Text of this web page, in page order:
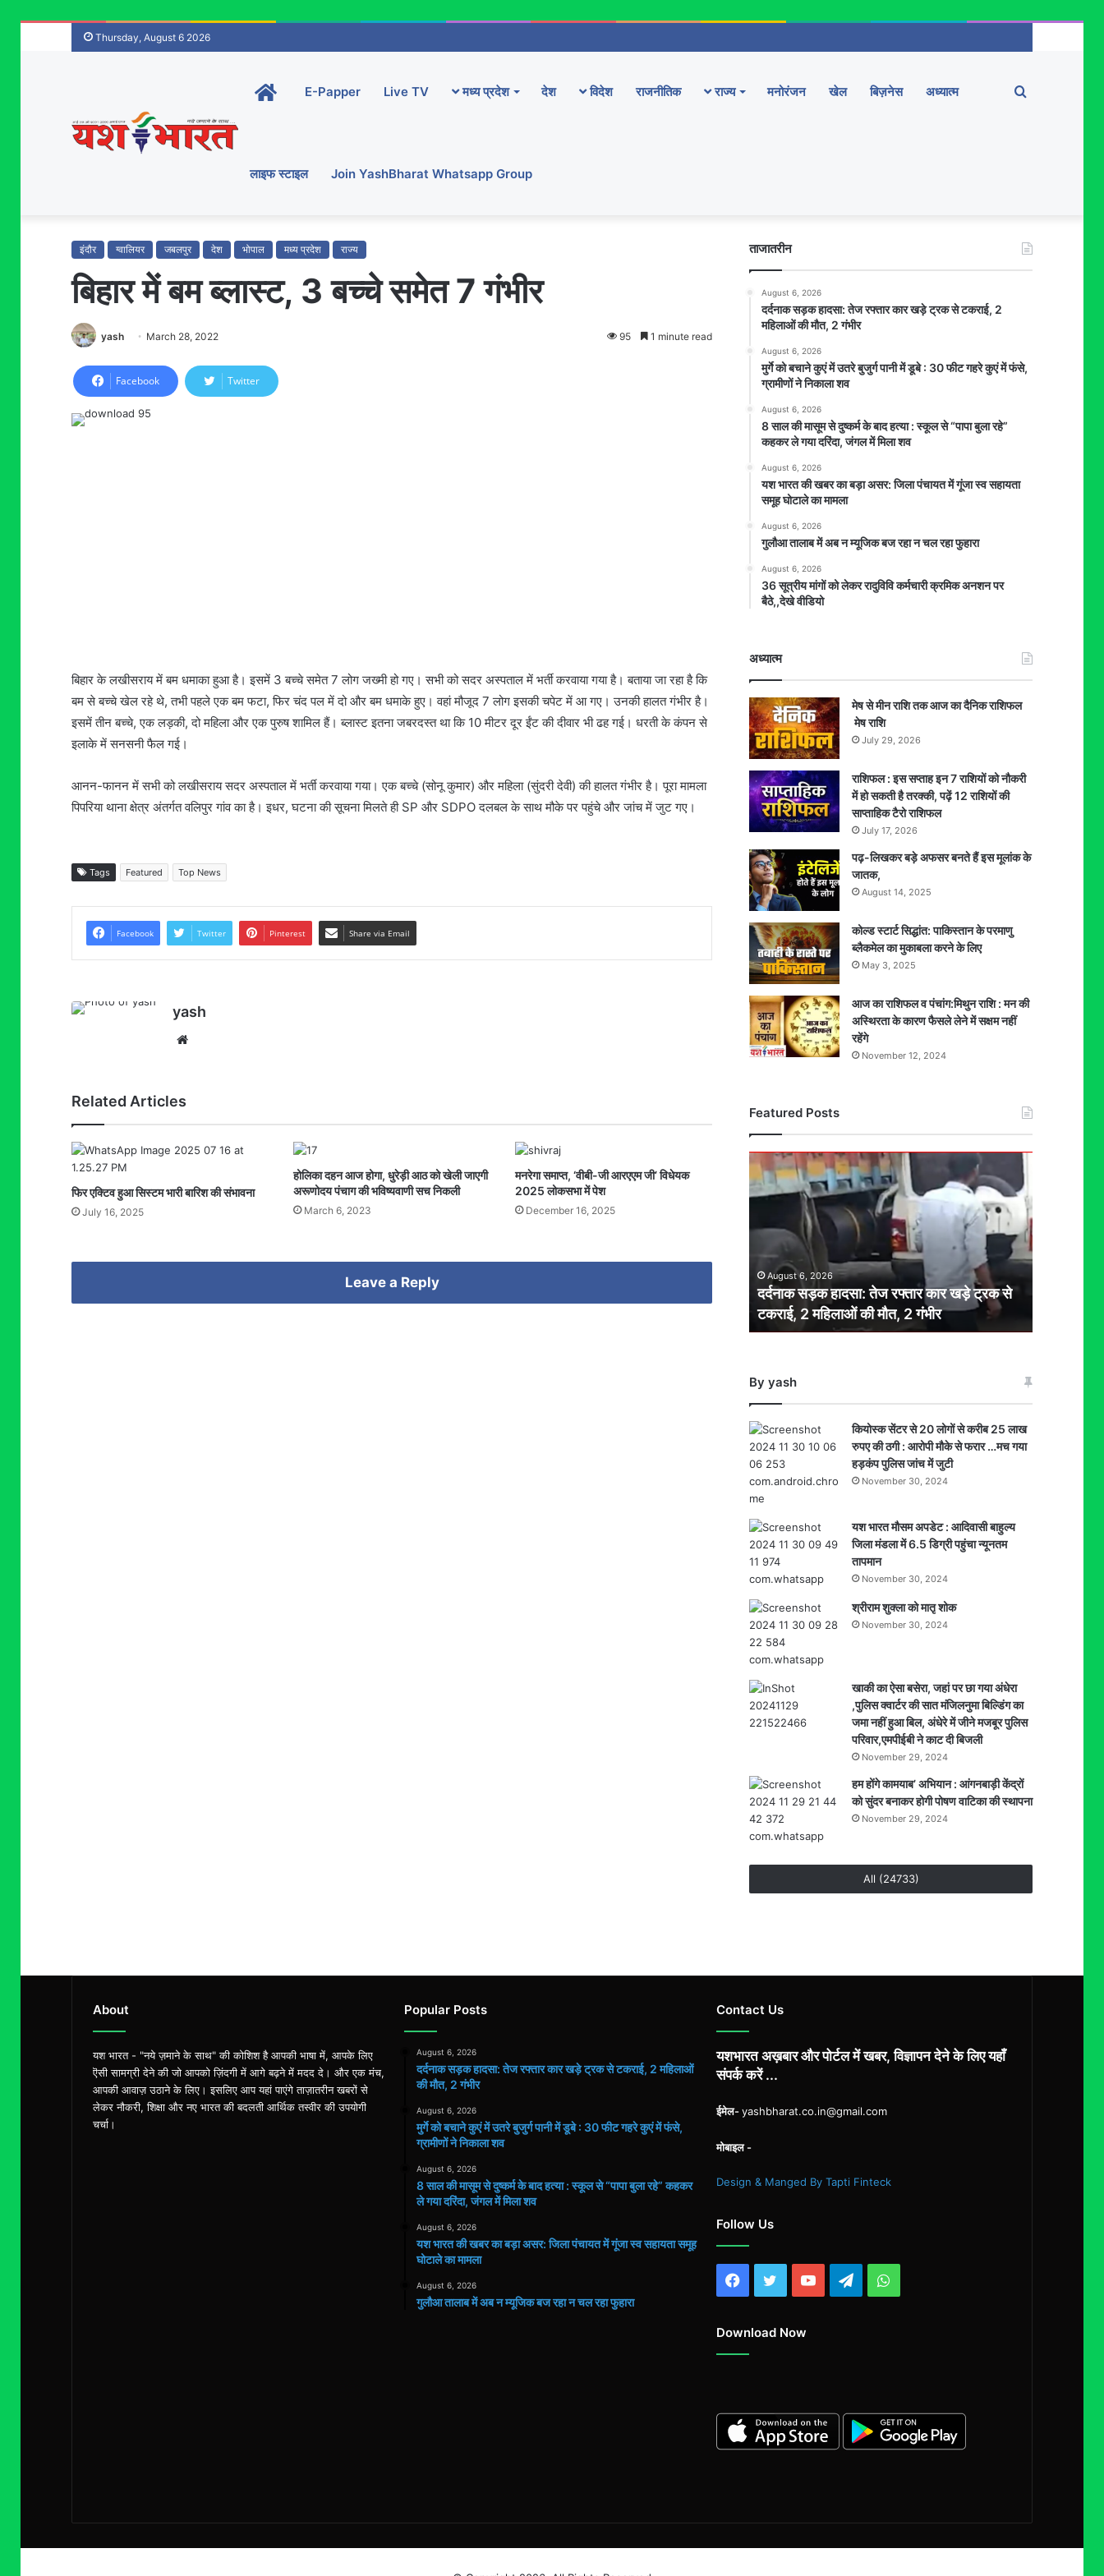
Thursday, August 6 2026
Home-
main
E-Papper Live TV मध्य प्रदेश देश विदेश राजनीतिक राज्य मनोरंजन खेल बिज़नेस अध्यात्म
लाइफ स्टाइल Join YashBharat Whatsapp Group
Search
इंदौर ग्वालियर जबलपुर देश भोपाल मध्य प्रदेश राज्य
बिहार में बम ब्लास्ट, 3 बच्चे समेत 7 गंभीर
yash March 28, 2022 95 1 minute read
Facebook Twitter
बिहार के लखीसराय में बम धमाका हुआ है। इसमें 3 बच्चे समेत 7 लोग जख्मी हो गए। सभी को सदर अस्पताल में भर्ती करवाया गया है। बताया जा रहा है कि
बम से बच्चे खेल रहे थे, तभी पहले एक बम फटा, फिर चंद पल में दो और बम धमाके हुए। वहां मौजूद 7 लोग इसकी चपेट में आ गए। उनकी हालत गंभीर है।
इसमें तीन बच्चे, एक लड़की, दो महिला और एक पुरुष शामिल हैं। ब्लास्ट इतना जबरदस्त था कि 10 मीटर दूर ईंट की दीवार भी ढह गई। धरती के कंपन से
इलाके में सनसनी फैल गई।
आनन-फानन में सभी को लखीसराय सदर अस्पताल में भर्ती करवाया गया। एक बच्चे (सोनू कुमार) और महिला (सुंदरी देवी) की हालत गंभीर है। पूरा मामला
पिपरिया थाना क्षेत्र अंतर्गत वलिपुर गांव का है। इधर, घटना की सूचना मिलते ही SP और SDPO दलबल के साथ मौके पर पहुंचे और जांच में जुट गए।
Tags Featured Top News
Facebook Twitter Pinterest Share via Email
yash
Website
Related Articles
फिर एक्टिव हुआ सिस्टम भारी बारिश की संभावना
July 16, 2025
होलिका दहन आज होगा, धुरेड़ी आठ को खेली जाएगी
अरूणोदय पंचाग की भविष्यवाणी सच निकली
March 6, 2023
मनरेगा समाप्त, ‘वीबी-जी आरएएम जी’ विधेयक
2025 लोकसभा में पेश
December 16, 2025
Leave a Reply
ताजातरीन
August 6, 2026
दर्दनाक सड़क हादसा: तेज रफ्तार कार खड़े ट्रक से टकराई, 2
महिलाओं की मौत, 2 गंभीर
August 6, 2026
मुर्गे को बचाने कुएं में उतरे बुजुर्ग पानी में डूबे : 30 फीट गहरे कुएं में फंसे,
ग्रामीणों ने निकाला शव
August 6, 2026
8 साल की मासूम से दुष्कर्म के बाद हत्या : स्कूल से “पापा बुला रहे”
कहकर ले गया दरिंदा, जंगल में मिला शव
August 6, 2026
यश भारत की खबर का बड़ा असर: जिला पंचायत में गूंजा स्व सहायता
समूह घोटाले का मामला
August 6, 2026
गुलौआ तालाब में अब न म्यूजिक बज रहा न चल रहा फुहारा
August 6, 2026
36 सूत्रीय मांगों को लेकर रादुविवि कर्मचारी क्रमिक अनशन पर
बैठे,,देखे वीडियो
अध्यात्म
मेष से मीन राशि तक आज का दैनिक राशिफल
मेष राशि
July 29, 2026
राशिफल : इस सप्ताह इन 7 राशियों को नौकरी
में हो सकती है तरक्की, पढ़ें 12 राशियों की
साप्ताहिक टैरो राशिफल
July 17, 2026
पढ़-लिखकर बड़े अफसर बनते हैं इस मूलांक के
जातक,
August 14, 2025
कोल्ड स्टार्ट सिद्धांत: पाकिस्तान के परमाणु
ब्लैकमेल का मुकाबला करने के लिए
May 3, 2025
आज का राशिफल व पंचांग:मिथुन राशि : मन की
अस्थिरता के कारण फैसले लेने में सक्षम नहीं
रहेंगे
November 12, 2024
Featured Posts
दर्दनाक
सड़क
हादसा:
रफ्तार
ट्रक
टकराई,
2
मौत,
2
August 6, 2026
दर्दनाक सड़क हादसा: तेज रफ्तार कार खड़े ट्रक से
टकराई, 2 महिलाओं की मौत, 2 गंभीर
By yash
कियोस्क सेंटर से 20 लोगों से करीब 25 लाख
रुपए की ठगी : आरोपी मौके से फरार …मच गया
हड़कंप पुलिस जांच में जुटी
November 30, 2024
यश भारत मौसम अपडेट : आदिवासी बाहुल्य
जिला मंडला में 6.5 डिग्री पहुंचा न्यूनतम
तापमान
November 30, 2024
श्रीराम शुक्ला को मातृ शोक
November 30, 2024
खाकी का ऐसा बसेरा, जहां पर छा गया अंधेरा
,पुलिस क्वार्टर की सात मंजिलनुमा बिल्डिंग का
जमा नहीं हुआ बिल, अंधेरे में जीने मजबूर पुलिस
परिवार,एमपीईबी ने काट दी बिजली
November 29, 2024
हम होंगे कामयाब’ अभियान : आंगनबाड़ी केंद्रों
को सुंदर बनाकर होगी पोषण वाटिका की स्थापना
November 29, 2024
All (24733)
About
यश भारत - "नये ज़माने के साथ" की कोशिश है आपकी भाषा में, आपके लिए
ऎसी सामग्री देने की जो आपको ज़िंदगी में आगे बढ़ने में मदद दे। और एक मंच,
आपकी आवाज़ उठाने के लिए। इसलिए आप यहां पाएंगे ताज़ातरीन खबरों से
लेकर नौकरी, शिक्षा और नए भारत की बदलती आर्थिक तस्वीर की उपयोगी
चर्चा।
Popular Posts
August 6, 2026
दर्दनाक सड़क हादसा: तेज रफ्तार कार खड़े ट्रक से टकराई, 2 महिलाओं
की मौत, 2 गंभीर
August 6, 2026
मुर्गे को बचाने कुएं में उतरे बुजुर्ग पानी में डूबे : 30 फीट गहरे कुएं में फंसे,
ग्रामीणों ने निकाला शव
August 6, 2026
8 साल की मासूम से दुष्कर्म के बाद हत्या : स्कूल से “पापा बुला रहे” कहकर
ले गया दरिंदा, जंगल में मिला शव
August 6, 2026
यश भारत की खबर का बड़ा असर: जिला पंचायत में गूंजा स्व सहायता समूह
घोटाले का मामला
August 6, 2026
गुलौआ तालाब में अब न म्यूजिक बज रहा न चल रहा फुहारा
Contact Us
यशभारत अख़बार और पोर्टल में खबर, विज्ञापन देने के लिए यहाँ
संपर्क करें ...
ईमेल-yashbharat.co.in@gmail.com
मोबाइल -
Design & Manged By Tapti Finteck
Follow Us
Facebook
TwitterYouTubeTelegramWhatsApp
Download Now